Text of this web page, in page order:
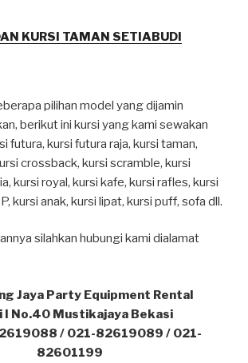
KURSI TAMAN SETIABUDI
pilihan model yang dijamin
berikut ini kursi yang kami sewakan
futura, kursi futura raja, kursi taman,
crossback, kursi scramble, kursi
kursi royal, kursi kafe, kursi rafles, kursi
kursi anak, kursi lipat, kursi puff, sofa dll.
silahkan hubungi kami dialamat
Jaya Party Equipment Rental
I No.40 Mustikajaya Bekasi
/ 021-82619089 / 021-
82601199